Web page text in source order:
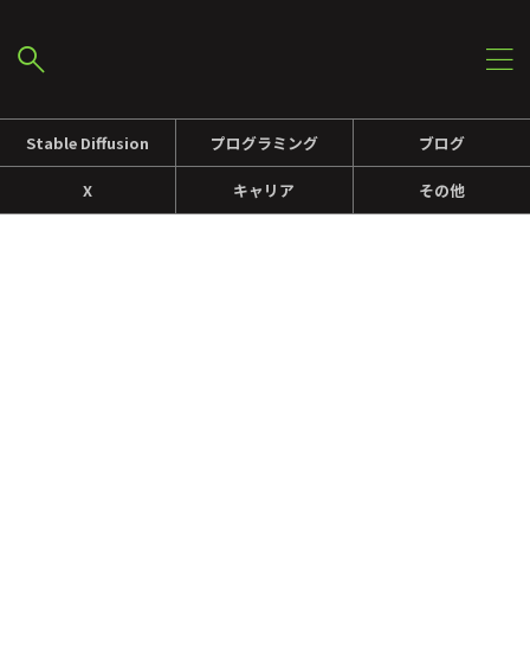
Stable Diffusion プログラミング ブログ
X キャリア その他